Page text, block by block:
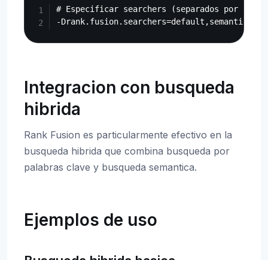
# Especificar searchers (separados por
Integracion con busqueda
hibrida
Rank Fusion es particularmente efectivo en la
busqueda hibrida que combina busqueda por
palabras clave y busqueda semantica.
Ejemplos de uso